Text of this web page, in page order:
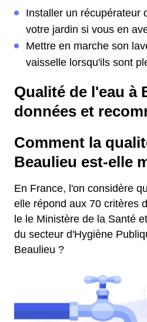
Installer un récupérateur
votre jardin si vous en
Mettre en marche son
vaisselle lorsqu'ils sont
Qualité de l'eau à
données et
Comment la
Beaulieu est-elle
En France, l'on considère
elle répond aux 70 critères
le le Ministère de la Santé
du secteur d'Hygiène
Beaulieu ?